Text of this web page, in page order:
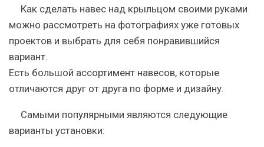
Как сделать навес над крыльцом своими руками
можно рассмотреть на фотографиях уже готовых
проектов и выбрать для себя понравившийся
вариант.
Есть большой ассортимент навесов, которые
отличаются друг от друга по форме и дизайну.
Самыми популярными являются следующие
варианты установки: